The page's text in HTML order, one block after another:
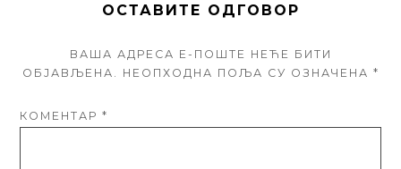
ОСТАВИТЕ ОДГОВОР
ВАША АДРЕСА Е-ПОШТЕ НЕЋЕ БИТИ
ОБЈАВЉЕНА.
НЕОПХОДНА ПОЉА СУ ОЗНАЧЕНА *
КОМЕНТАР*